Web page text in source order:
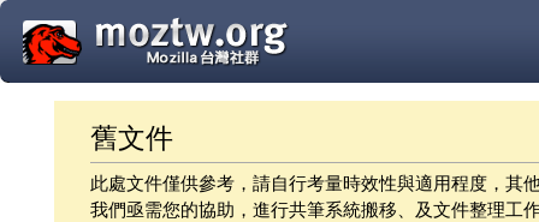
舊文件
此處文件僅供參考，請自行考量時效性與適用程度，其
我們亟需您的協助，進行共筆系統搬移、及文件整理工